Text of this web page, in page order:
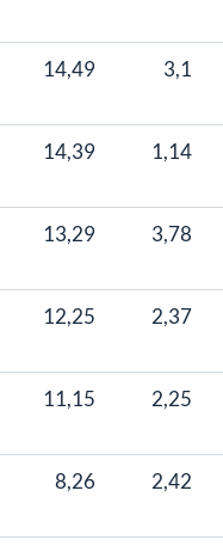
14,49 3,1
14,39 1,14
13,29 3,78
12,25 2,37
11,15 2,25
8,26 2,42